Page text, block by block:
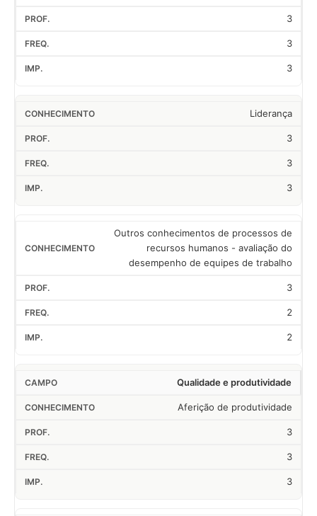
3
3
3
Liderança
3
3
3
Outros conhecimentos de processos de
recursos humanos - avaliação do
desempenho de equipes de trabalho
3
2
2
Qualidade e produtividade
Aferição de produtividade
3
3
3